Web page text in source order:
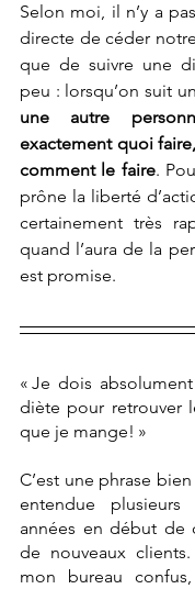
Selon moi, il n’y a
directe de céder
que de suivre une
peu : lorsqu’on suit
une autre
exactement quoi
comment le faire.
prône la liberté
certainement très
quand l’aura de la
est promise.
« Je dois
diète pour retrouver
que je mange! »
C’est une phrase
entendue
années en début de
de nouveaux
mon bureau